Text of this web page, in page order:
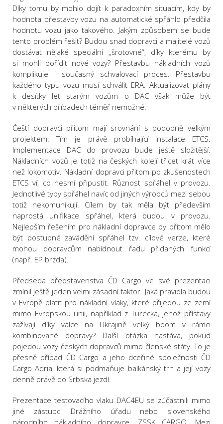
Díky tomu by mohlo dojít k paradoxním situacím, kdy by
hodnota přestavby vozu na automatické spřáhlo předčila
hodnotu vozu jako takového. Jakým způsobem se bude
tento problém řešit? Budou snad dopravci a majitelé vozů
dostávat nějaké speciální „šrotovné“, díky kterému by
si mohli pořídit nové vozy? Přestavbu nákladních vozů
komplikuje i současný schvalovací proces. Přestavbu
každého typu vozu musí schválit ERA. Aktualizovat plány
k desítky let starým vozům o DAC však může být
v některých případech téměř nemožné.
Čeští dopravci přitom mají srovnání s podobně velkým
projektem. Tím je právě probíhající instalace ETCS.
Implementace DAC do provozu bude ještě složitější.
Nákladních vozů je totiž na českých kolejí třicet krát více
než lokomotiv. Nákladní dopravci přitom po zkušenostech
ETCS ví, co nesmí připustit. Různost spřáhel v provozu.
Jednotlivé typy spřáhel navíc od jiných výrobců mezi sebou
totiž nekomunikují. Cílem by tak měla být především
naprostá unifikace spřáhel, která budou v provozu.
Nejlepším řešením pro nákladní dopravce by přitom mělo
být postupné zavádění spřáhel tzv. cílové verze, které
mohou dopravcům nabídnout řadu přidaných funkcí
(např. EP brzda).
Předseda představenstva ČD Cargo ve své prezentaci
zmínil ještě jeden velmi zásadní faktor. Jaká pravidla budou
v Evropě platit pro nákladní vlaky, které přijedou ze zemí
mimo Evropskou unii, například z Turecka, jehož přístavy
zažívají díky válce na Ukrajině velký boom v rámci
kombinované dopravy? Další otázka nastává, pokud
pojedou vozy českých dopravců mimo členské státy. To je
přesně případ ČD Cargo a jeho dceřiné společnosti ČD
Cargo Adria, která si podmaňuje balkánský trh a její vozy
denně právě do Srbska jezdí.
Prezentace testovacího vlaku DAC4EU se zúčastnili mimo
jiné zástupci Drážního úřadu nebo slovenského